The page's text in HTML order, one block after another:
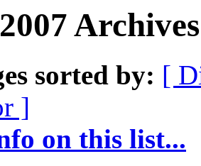
sorted by: [
]
on this list...